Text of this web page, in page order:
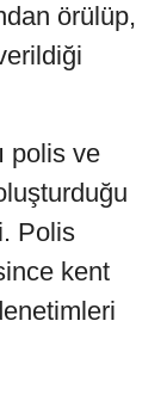
örülüp,
polis ve
Polis
kent